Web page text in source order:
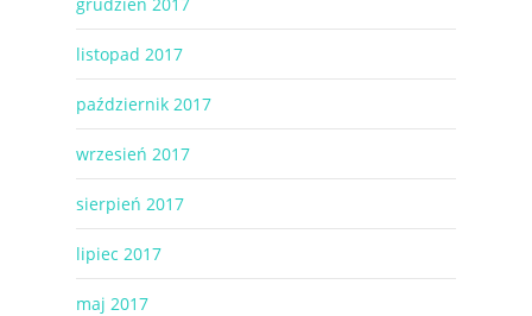
listopad 2017
październik 2017
wrzesień 2017
sierpień 2017
lipiec 2017
maj 2017